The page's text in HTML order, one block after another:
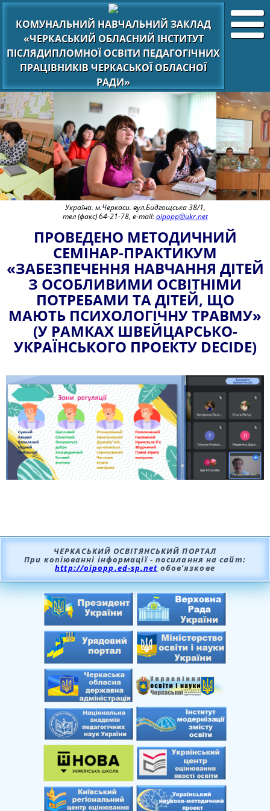
КОМУНАЛЬНИЙ НАВЧАЛЬНИЙ ЗАКЛАД
«ЧЕРКАСЬКИЙ ОБЛАСНИЙ ІНСТИТУТ
ПІСЛЯДИПЛОМНОЇ ОСВІТИ ПЕДАГОГІЧНИХ
ПРАЦІВНИКІВ ЧЕРКАСЬКОЇ ОБЛАСНОЇ
РАДИ»
Україна. м.Черкаси. вул.Бидгощська 38/1,
тел (факс) 64-21-78, e-mail:oipopp@ukr.net
ПРОВЕДЕНО МЕТОДИЧНИЙ
СЕМІНАР-ПРАКТИКУМ
«ЗАБЕЗПЕЧЕННЯ НАВЧАННЯ ДІТЕЙ
З ОСОБЛИВИМИ ОСВІТНІМИ
ПОТРЕБАМИ ТА ДІТЕЙ, ЩО
МАЮТЬ ПСИХОЛОГІЧНУ ТРАВМУ»
(У РАМКАХ ШВЕЙЦАРСЬКО-
УКРАЇНСЬКОГО ПРОЕКТУ DECIDE)
ЧЕРКАСЬКИЙ ОСВІТЯНСЬКИЙ ПОРТАЛ
При копіюванні інформації - посилання на сайт:
http://oipopp.ed-sp.net обов’язкове